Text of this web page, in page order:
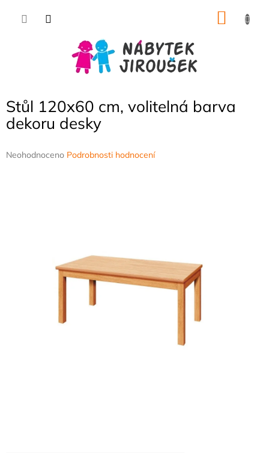
Stůl 120x60 cm, volitelná barva
dekoru desky
Průměrné
Neohodnoceno Podrobnosti hodnocení